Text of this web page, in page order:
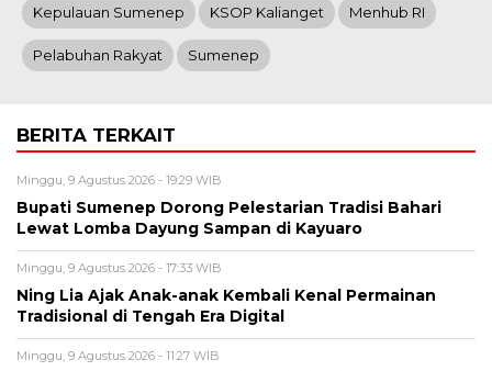
Kepulauan Sumenep KSOP Kalianget Menhub RI
Pelabuhan Rakyat Sumenep
BERITA TERKAIT
Minggu, 9 Agustus 2026 - 19:29 WIB
Bupati Sumenep Dorong Pelestarian Tradisi Bahari
Lewat Lomba Dayung Sampan di Kayuaro
Minggu, 9 Agustus 2026 - 17:33 WIB
Ning Lia Ajak Anak-anak Kembali Kenal Permainan
Tradisional di Tengah Era Digital
Minggu, 9 Agustus 2026 - 11:27 WIB